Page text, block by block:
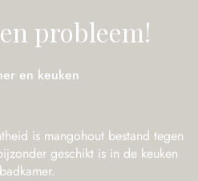
probleem!
en keuken
is mangohout bestand tegen
geschikt is in de keuken